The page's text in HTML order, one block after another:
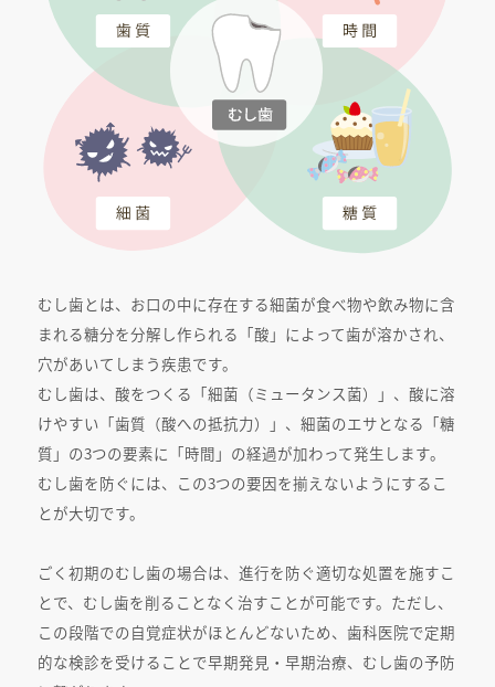
むし歯とは、お口の中に存在する細菌が食べ物や飲み物に含
まれる糖分を分解し作られる「酸」によって歯が溶かされ、
穴があいてしまう疾患です。
むし歯は、酸をつくる「細菌（ミュータンス菌）」、酸に溶
けやすい「歯質（酸への抵抗力）」、細菌のエサとなる「糖
質」の3つの要素に「時間」の経過が加わって発生します。
むし歯を防ぐには、この3つの要因を揃えないようにするこ
とが大切です。
ごく初期のむし歯の場合は、進行を防ぐ適切な処置を施すこ
とで、むし歯を削ることなく治すことが可能です。ただし、
この段階での自覚症状がほとんどないため、歯科医院で定期
的な検診を受けることで早期発見・早期治療、むし歯の予防